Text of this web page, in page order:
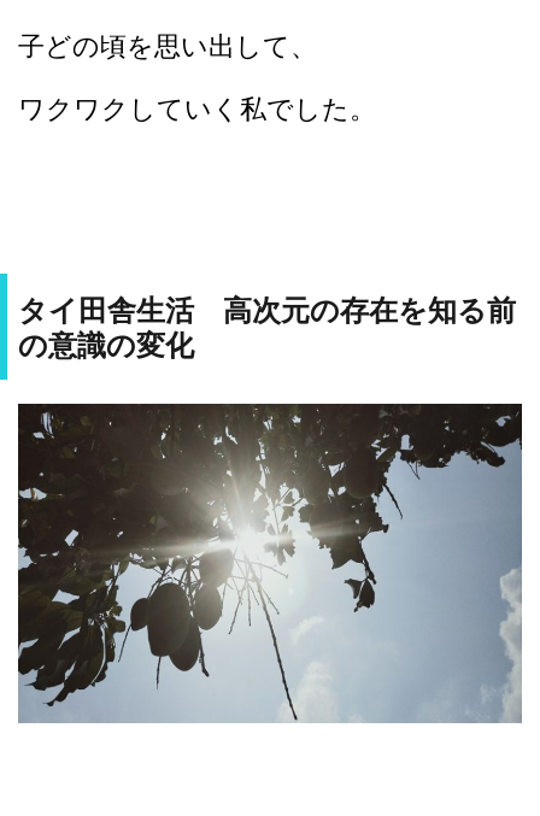
子どの頃を思い出して、
ワクワクしていく私でした。
タイ田舎生活 高次元の存在を知る前
の意識の変化